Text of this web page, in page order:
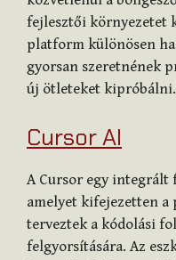
fejlesztői környezetet
platform különösen
gyorsan szeretnének
új ötleteket kipróbálni.
Cursor AI
A Cursor egy integrált
amelyet kifejezetten a
terveztek a kódolási
felgyorsítására. Az